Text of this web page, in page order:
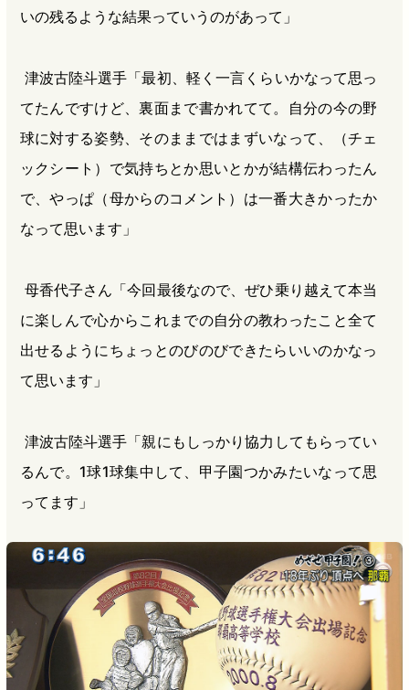
いの残るような結果っていうのがあって」
津波古陸斗選手「最初、軽く一言くらいかなって思っ
てたんですけど、裏面まで書かれてて。自分の今の野
球に対する姿勢、そのままではまずいなって、（チェ
ックシート）で気持ちとか思いとかが結構伝わったん
で、やっぱ（母からのコメント）は一番大きかったか
なって思います」
母香代子さん「今回最後なので、ぜひ乗り越えて本当
に楽しんで心からこれまでの自分の教わったこと全て
出せるようにちょっとのびのびできたらいいのかなっ
て思います」
津波古陸斗選手「親にもしっかり協力してもらってい
るんで。1球1球集中して、甲子園つかみたいなって思
ってます」